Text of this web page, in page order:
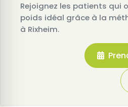
Rejoignez les patients qui
poids idéal grâce à la
à Rixheim.